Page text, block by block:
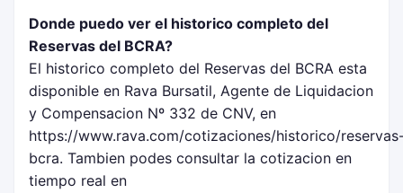
Donde puedo ver el historico completo del
Reservas del BCRA?
El historico completo del Reservas del BCRA esta
disponible en Rava Bursatil, Agente de Liquidacion
y Compensacion Nº 332 de CNV, en
https://www.rava.com/cotizaciones/historico/
bcra. Tambien podes consultar la cotizacion en
tiempo real en